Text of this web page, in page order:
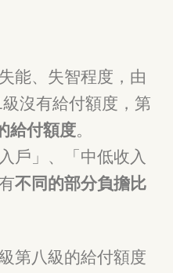
能、失智程度，由
級沒有給付額度，第
給付額度。
戶」、「中低收入
不同的部分負擔比
第八級的給付額度